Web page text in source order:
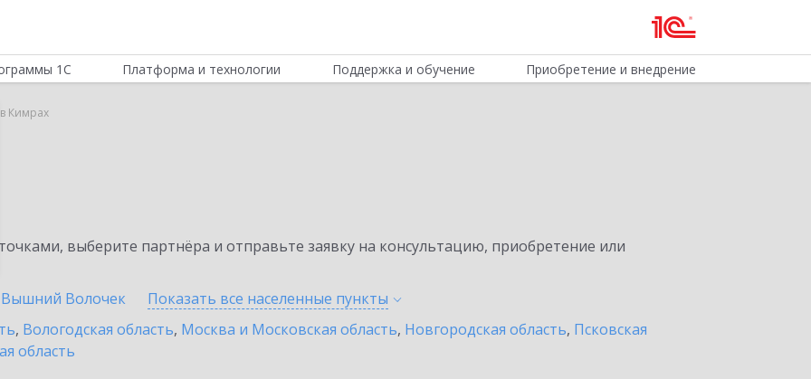
1С Платформа и технологии Поддержка и обучение Приобретение и внедрение
в Кимрах
выберите партнёра и отправьте заявку на консультацию, приобретение или
Вышний Волочек Показать все населенные пункты
, Вологодская область, Москва и Московская область, Новгородская область, Псковская
область